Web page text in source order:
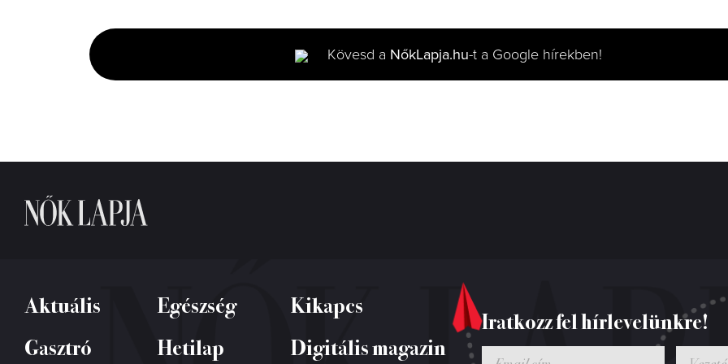
minutes,
2
seconds
Kövesd a NőkLapja.hu-t a Google hírekben!
Aktuális Egészség
Kikapcs
Gasztró
Hetilap Digitális magazin
Iratkozz fel hírlevelünkre!